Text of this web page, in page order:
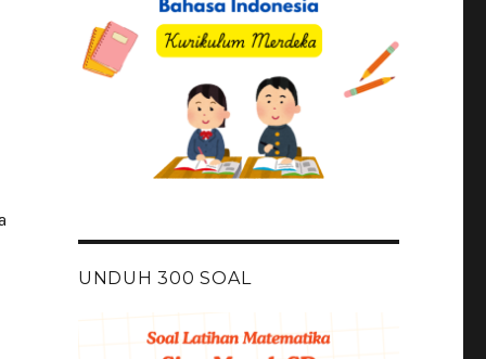
UNDUH 300 SOAL